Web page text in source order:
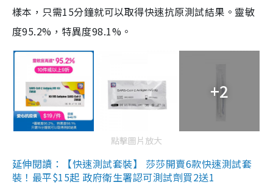
樣本，只需15分鐘就可以取得快速抗原測試結果。靈敏
度95.2%，特異度98.1%。
+2
點擊圖片放大
延伸閱讀：【快速測試套裝】 莎莎開賣6款快速測試套
裝！最平$15起 政府衛生署認可測試劑買2送1